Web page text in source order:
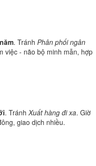
. Tránh Phân phối ngân
việc - não bộ minh mẫn, hợp
. Tránh Xuất hàng đi xa. Giờ
giao dịch nhiều.